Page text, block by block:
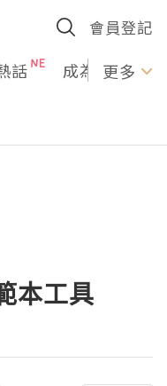
會員登記
話 成為U更多
本工具